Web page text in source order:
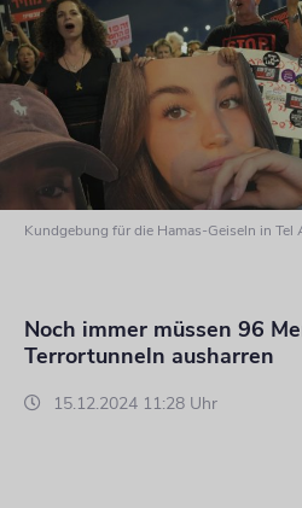
Kundgebung für die Hamas-Geiseln in Tel
Noch immer müssen 96
Terrortunneln ausharren
15.12.2024 11:28 Uhr